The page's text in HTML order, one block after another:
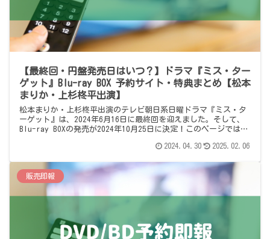
【最終回・円盤発売日はいつ？】ドラマ『ミス・ター
ゲット』Blu-ray BOX 予約サイト・特典まとめ【松本
まりか・上杉柊平出演】
松本まりか・上杉柊平出演のテレビ朝日系日曜ドラマ『ミス・タ
ーゲット』は、2024年6月16日に最終回を迎えました。そして、
Blu-ray BOXの発売が2024年10月25日に決定！このページでは、
2024.04.30
2025.02.06
販売即報